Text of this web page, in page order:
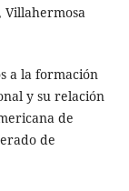
Villahermosa
a la formación
y su relación
de
de